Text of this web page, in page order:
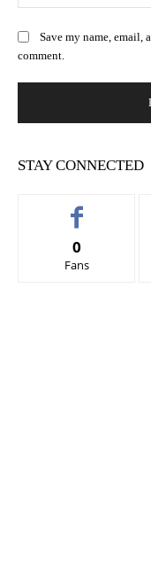
Save my name, email,
comment.
STAY CONNECTED
0
Fans